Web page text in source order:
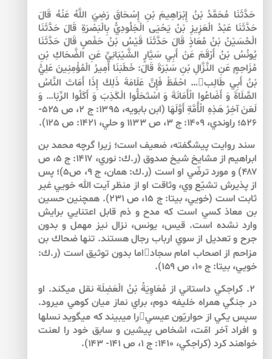
حَدَّثَنَا مُحَمَّدُ بْنُ إِبْرَاهِيمَ بْنِ إِسْحَاقَ رَضِيَ اللَّهُ عَنْهُ قَالَ
حَدَّثَنَا عَبْدُ الْعَزِيزِ بْنُ يَحْيَى الْجَلُودِيُّ بِالْبَصْرَةِ قَالَ حَدَّثَنَا
الْحُسَيْنُ بْنُ مُعَاذٍ قَالَ حَدَّثَنَا قَيْسُ بْنُ حَفْصٍ قَالَ حَدَّثَنَا
يُونُسُ بْنُ أَرْقَمَ عَنْ أَبِي سَيَّارٍ الشَّيْبَانِيِّ عَنِ الضَّحَاكِ بْنِ
مُزَاحِمٍ عَنِ النَّزَّالِ بْنِ سَبْرَةَ قَالَ: خَطَبَنَا أَمِيرُ الْمُؤْمِنِينَ عَلِيُّ
بْنُ أَبِي طَالِب… احْفَظْ فَإِنَّ عَلَامَةَ ذَلِكَ إِذَا أَمَاتَ النَّاسُ
الصَّلَاةَ وَ أَضَاعُوا الْأَمَانَةَ وَ اسْتَحَلُّوا الْكَذِبَ وَ أَكَلُوا الرِّبَا… وَ
لَعَنَ آخِرُ هَذِهِ الْأُمَّةِ أَوَّلَهَا (ابن بابويه، ۱۳۹۵: ج ۲، ص ۵۲۵-
۵۲۶؛ راوندي، ۱۴۰۹: ج ‏۳، ص ۱۱۳۳ و حلي، ۱۴۲۱: ص ۱۲۵).
سند روايت پيش­گفته، ضعيف است؛ زيرا گرچه محمد بن
ابراهيم از مشايخ شيخ صدوق (ر.ك: نوري، ۱۴۱۷: ج ۵، ص
۴۸۷) و مورد ترضّي او است (ر.ك: همان، ج ۹، ص۵)؛ پس
از پذيرش تشيّع وي، وثاقت او از منظر آيت الله خويي غير
ثابت است (خويي، بي­تا: ج ۱۵، ص ۲۳۱). همچنين حسين
بن معاذ كسي است كه مدح و ذم قابل اعتنايي برايش
وارد نشده است. قيس، يونس، نزال نيز مهمل و بدون
جرح و تعديل از سوي ارباب رجال هستند. تنها ضحاك بن
مزاحم از اصحاب امام سجاداما بدون توثيق است (ر.ك:
خويي، بي­تا: ج ۱۰، ص ۱۵۹).
۲. كراجكي داستاني از مُعَاوِيَةُ بْنُ الْعَضِلَة نقل مي­كند. او
در جنگي همراه خليفه دوم، براي نماز ميان كوهي مي­رود.
سپس يكي از حواريّون عيسيرا مي­بيند كه مي­گويد نسل­ها
و افراد آخر امّت، اشخاص پيشين و سابق خود را لعنت
خواهند كرد (كراجكي، ۱۴۱۰: ج ‏۱، ص ۱۴۱- ۱۴۳).